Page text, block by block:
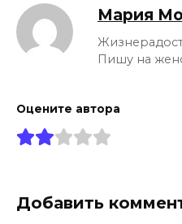
Мария
Пишу на
Оцените автора
Добавить